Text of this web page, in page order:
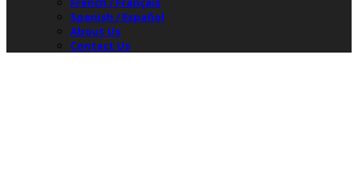
Spanish / Español
About Us
Contact Us